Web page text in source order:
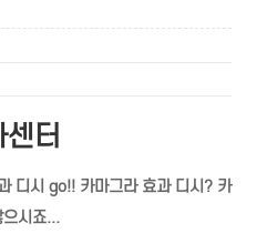
터
디시 go!! 카마그라 효과 디시? 카
시죠...